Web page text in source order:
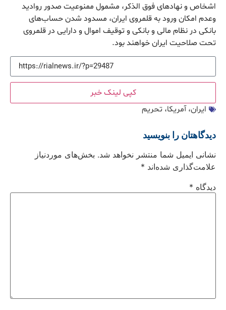
اشخاص و نهادهای فوق الذکر، مشمول ممنوعیت صدور روادید
وعدم امکان ورود به قلمروی ایران، مسدود شدن حساب‌های
بانکی در نظام مالی و بانکی و توقیف اموال و دارایی در قلمروی
تحت صلاحیت ایران خواهند بود.
کپی لینک خبر
ایران، آمریکا، تحریم
دیدگاهتان را بنویسید
نشانی ایمیل شما منتشر نخواهد شد. بخش‌های موردنیاز
علامت‌گذاری شده‌اند *
دیدگاه *